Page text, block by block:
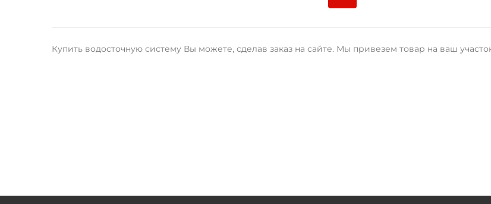
Купить водосточную систему Вы можете, сделав заказ на сайте. Мы привезем товар на ваш